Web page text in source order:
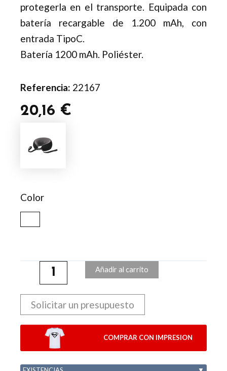
protegerla en el transporte. Equipada con
batería recargable de 1.200 mAh, con
entrada TipoC.
Batería 1200 mAh. Poliéster.
Referencia: 22167
20,16 €
Color
Masajeador
Añadir al carrito
Solicitar un presupuesto
COMPRAR CON IMPRESION